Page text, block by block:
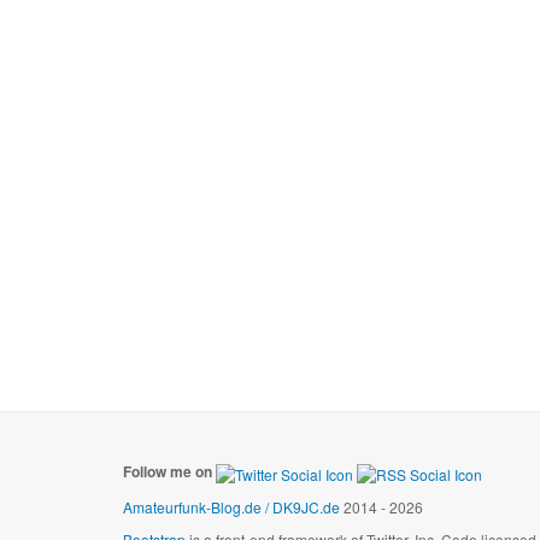
Follow me on
Amateurfunk-Blog.de / DK9JC.de2014 - 2026